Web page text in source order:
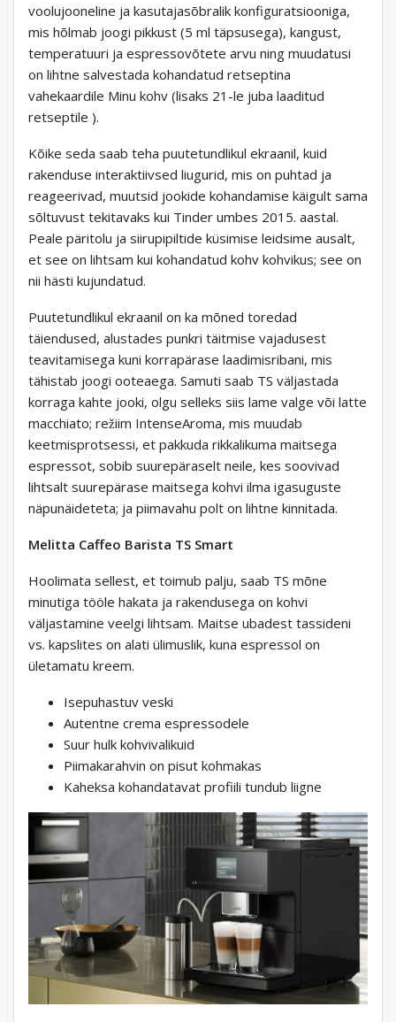
voolujooneline ja kasutajasõbralik konfiguratsiooniga,
mis hõlmab joogi pikkust (5 ml täpsusega), kangust,
temperatuuri ja espressovõtete arvu ning muudatusi
on lihtne salvestada kohandatud retseptina
vahekaardile Minu kohv (lisaks 21-le juba laaditud
retseptile ).
Kõike seda saab teha puutetundlikul ekraanil, kuid
rakenduse interaktiivsed liugurid, mis on puhtad ja
reageerivad, muutsid jookide kohandamise käigult sama
sõltuvust tekitavaks kui Tinder umbes 2015. aastal.
Peale päritolu ja siirupipiltide küsimise leidsime ausalt,
et see on lihtsam kui kohandatud kohv kohvikus; see on
nii hästi kujundatud.
Puutetundlikul ekraanil on ka mõned toredad
täiendused, alustades punkri täitmise vajadusest
teavitamisega kuni korrapärase laadimisribani, mis
tähistab joogi ooteaega. Samuti saab TS väljastada
korraga kahte jooki, olgu selleks siis lame valge või latte
macchiato; režiim IntenseAroma, mis muudab
keetmisprotsessi, et pakkuda rikkalikuma maitsega
espressot, sobib suurepäraselt neile, kes soovivad
lihtsalt suurepärase maitsega kohvi ilma igasuguste
näpunäideteta; ja piimavahu polt on lihtne kinnitada.
Melitta Caffeo Barista TS Smart
Hoolimata sellest, et toimub palju, saab TS mõne
minutiga tööle hakata ja rakendusega on kohvi
väljastamine veelgi lihtsam. Maitse ubadest tassideni
vs. kapslites on alati ülimuslik, kuna espressol on
ületamatu kreem.
Isepuhastuv veski
Autentne crema espressodele
Suur hulk kohvivalikuid
Piimakarahvin on pisut kohmakas
Kaheksa kohandatavat profiili tundub liigne